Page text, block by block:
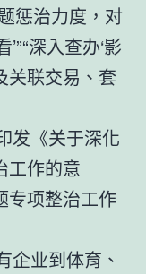
惩治力度，对
深入查办‘影
关联交易、套
发《关于深化
工作的意
专项整治工作
企业到体育、